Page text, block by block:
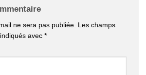
ne sera pas publiée. Les champs
avec *